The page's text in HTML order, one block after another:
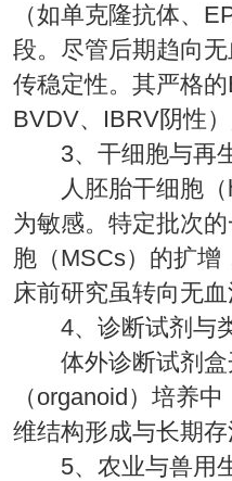
（如单克隆抗体、
段。尽管后期趋向
传稳定性。其严格
BVDV、IBRV阴性
3、干细胞与再
人胚胎干细胞（
为敏感。特定批次
胞（MSCs）的扩
床前研究虽转向无
4、诊断试剂与
体外诊断试剂盒
（organoid）培养
维结构形成与长期
5、农业与兽用